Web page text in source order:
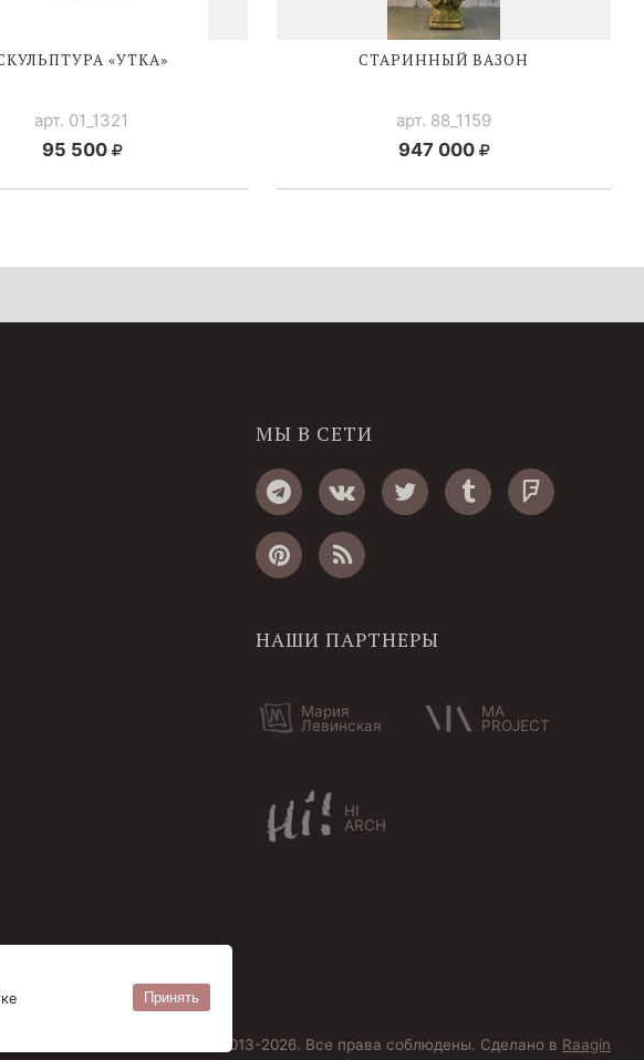
«УТКА»
арт. 01_1321
95 500
СТАРИННЫЙ ВАЗОН
арт. 88_1159
947 000
МЫ В СЕТИ
НАШИ ПАРТНЕРЫ
Мария
Левинская
MA
PROJECT
HI
ARCH
© Bersoantik 2013-2026. Все права соблюдены. Сделано в Raagin
Принять